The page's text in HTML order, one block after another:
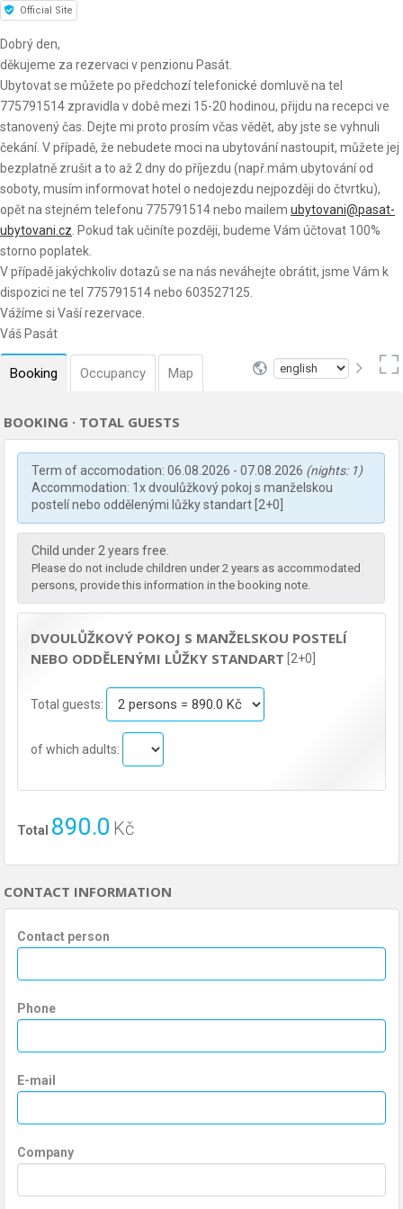
Official Site
Dobrý den,
děkujeme za rezervaci v penzionu Pasát.
Ubytovat se můžete po předchozí telefonické domluvě na tel
775791514 zpravidla v době mezi 15-20 hodinou, přijdu na recepci ve
stanovený čas. Dejte mi proto prosím včas vědět, aby jste se vyhnuli
čekání. V případě, že nebudete moci na ubytování nastoupit, můžete jej
bezplatně zrušit a to až 2 dny do příjezdu (např.mám ubytování od
soboty, musím informovat hotel o nedojezdu nejpozději do čtvrtku),
opět na stejném telefonu 775791514 nebo mailem ubytovani@pasat-
ubytovani.cz . Pokud tak učiníte později, budeme Vám účtovat 100%
storno poplatek.
V případě jakýchkoliv dotazů se na nás neváhejte obrátit, jsme Vám k
dispozici ne tel 775791514 nebo 603527125.
Vážíme si Vaší rezervace.
Váš Pasát
Booking Occupancy Map
BOOKING · TOTAL GUESTS
Term of accomodation: 06.08.2026 - 07.08.2026 (nights: 1)
Accommodation: 1x dvoulůžkový pokoj s manželskou
postelí nebo oddělenými lůžky standart [2+0]
Child under 2 years free.
Please do not include children under 2 years as accommodated
persons, provide this information in the booking note.
DVOULŮŽKOVÝ POKOJ S MANŽELSKOU POSTELÍ
NEBO ODDĚLENÝMI LŮŽKY STANDART [2+0]
Total guests:
of which adults:
Total 890.0 Kč
CONTACT INFORMATION
Contact person
Phone
E-mail
Company